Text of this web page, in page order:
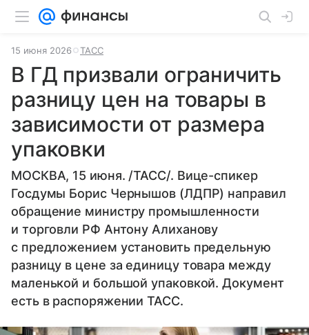
15 июня 2026 ТАСС
В ГД призвали ограничить
разницу цен на товары в
зависимости от размера
упаковки
МОСКВА, 15 июня. /ТАСС/. Вице-спикер
Госдумы Борис Чернышов (ЛДПР) направил
обращение министру промышленности
и торговли РФ Антону Алиханову
с предложением установить предельную
разницу в цене за единицу товара между
маленькой и большой упаковкой. Документ
есть в распоряжении ТАСС.